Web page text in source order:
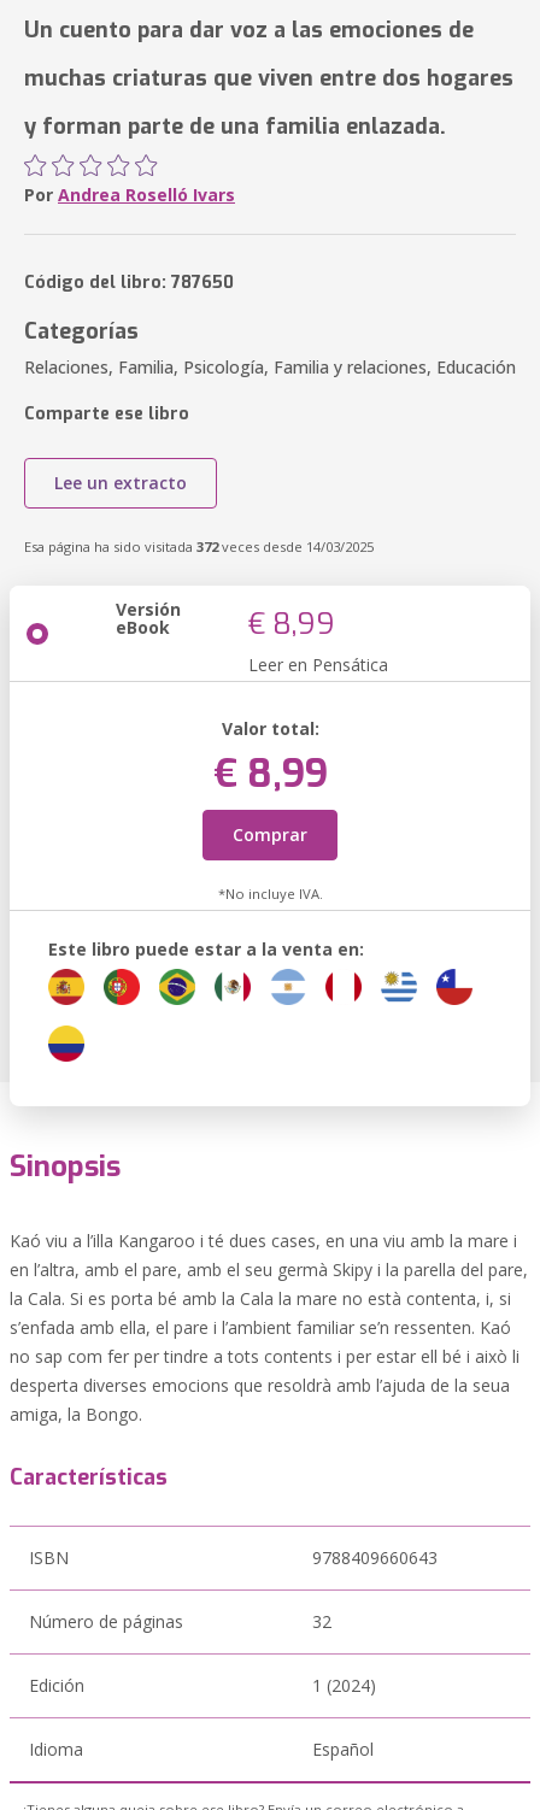
Un cuento para dar voz a las emociones de
muchas criaturas que viven entre dos hogares
y forman parte de una familia enlazada.
Por Andrea Roselló Ivars
Código del libro: 787650
Categorías
Relaciones, Familia, Psicología, Familia y relaciones, Educación
Comparte ese libro
Lee un extracto
Esa página ha sido visitada 372veces desde 14/03/2025
Versión
eBook € 8,99
Leer en Pensática
Valor total:
€ 8,99
Comprar
*No incluye IVA.
Este libro puede estar a la venta en:
Sinopsis
Kaó viu a l’illa Kangaroo i té dues cases, en una viu amb la mare i
en l’altra, amb el pare, amb el seu germà Skipy i la parella del pare,
la Cala. Si es porta bé amb la Cala la mare no està contenta, i, si
s’enfada amb ella, el pare i l’ambient familiar se’n ressenten. Kaó
no sap com fer per tindre a tots contents i per estar ell bé i això li
desperta diverses emocions que resoldrà amb l’ajuda de la seua
amiga, la Bongo.
Características
ISBN 9788409660643
Número de páginas 32
Edición 1 (2024)
Idioma Español